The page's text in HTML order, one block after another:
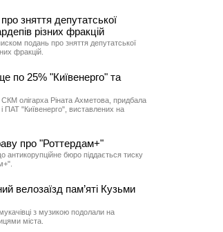
зняття депутатської
різних фракцій
подань про зняття депутатської
фракцій.
по 25% "Київенерго" та
олігарха Ріната Ахметова, придбала
ПАТ "Київенерго", виставлених на
про "Роттердам+"
бюро піддається тиску
велозаїзд пам’яті Кузьми
з музикою подолали на
міста.